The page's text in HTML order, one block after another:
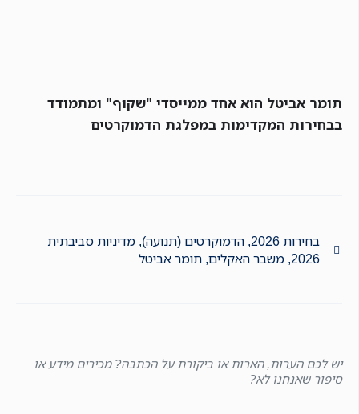
תומר אביטל הוא אחד ממייסדי "שקוף" ומתמודד
בבחירות המקדימות במפלגת הדמוקרטים
בחירות 2026 , הדמוקרטים (תנועה), מדיניות סביבתית
2026
, משבר האקלים, תומר אביטל
יש לכם הערות, הארות או ביקורת על הכתבה? מכירים מידע או
סיפור שאנחנו לא?